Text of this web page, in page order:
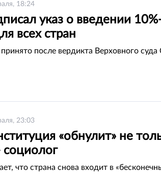
18:24
указ о введении
всех стран
после вердикта Верховного
23:03
«обнулит» не
социолог
что страна снова входит в